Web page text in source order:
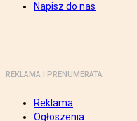
Napisz do nas
REKLAMA I PRENUMERATA
Reklama
Ogłoszenia